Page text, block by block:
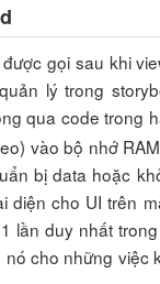
gọi sau khi
lý trong
qua code trong
vào bộ nhớ
bị data hoặc
diện cho UI trên
lần duy nhất
cho những việc